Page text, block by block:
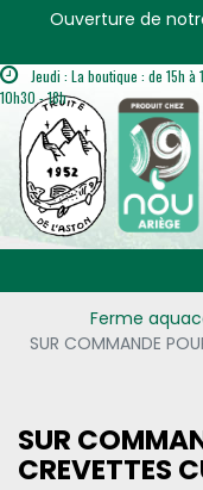
Ouverture de
Jeudi : La boutique : de 15h à
10h30 - 18h
Ferme
SUR COMMANDE
SUR
CREVETTES
Panneau de gestion